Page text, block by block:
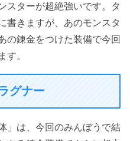
スターが超絶強いです。タ
書きますが、あのモンスタ
の錬金をつけた装備で今回
す。
グナー
」は、今回のみんぼうで結